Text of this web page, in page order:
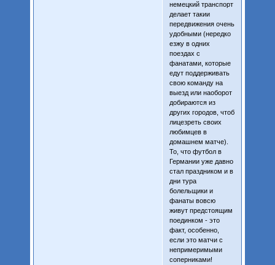
немецкий транспорт
делает такии
передвижения очень
удобными (нередко
езжу в одних
поездах с
фанатами, которые
едут поддерживать
свою команду на
выезд или наоборот
добираются из
других городов, чтоб
лицезреть своих
любимцев в
домашнем матче).
То, что футбол в
Германии уже давно
стал праздником и в
дни тура
болельщики и
фанаты вовсю
живут предстоящим
поединком - это
факт, особенно,
если это матчи с
непримеримыми
соперниками!